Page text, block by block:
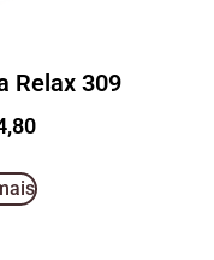
Relax 309